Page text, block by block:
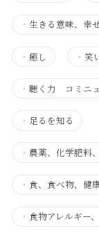
・ 生きる意味、幸
・ 癒し ・笑
・ 聴く力 コミニ
・ 足るを知る
・ 農薬、化学肥料
・ 食、食べ物，健
・ 食物アレルギー